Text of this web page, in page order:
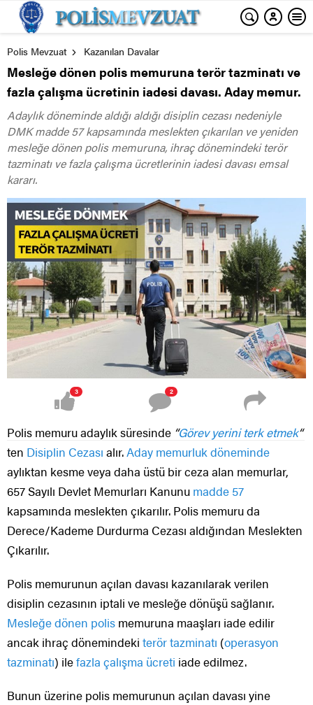
Polis Mevzuat Kazanılan Davalar
Mesleğe dönen polis memuruna terör tazminatı ve
fazla çalışma ücretinin iadesi davası. Aday memur.
Adaylık döneminde aldığı aldığı disiplin cezası nedeniyle
DMK madde 57 kapsamında meslekten çıkarılan ve yeniden
mesleğe dönen polis memuruna, ihraç dönemindeki terör
tazminatı ve fazla çalışma ücretlerinin iadesi davası emsal
kararı.
3 2
Polis memuru adaylık süresinde “Görev yerini terk etmek“
ten Disiplin Cezası alır.Aday memurluk döneminde
aylıktan kesme veya daha üstü bir ceza alan memurlar,
657 Sayılı Devlet Memurları Kanunu madde 57
kapsamında meslekten çıkarılır. Polis memuru da
Derece/Kademe Durdurma Cezası aldığından Meslekten
Çıkarılır.
Polis memurunun açılan davası kazanılarak verilen
disiplin cezasının iptali ve mesleğe dönüşü sağlanır.
Mesleğe dönen polis memuruna maaşları iade edilir
ancak ihraç dönemindeki terör tazminatı (operasyon
tazminatı) ilefazla çalışma ücreti iade edilmez.
Bunun üzerine polis memurunun açılan davası yine